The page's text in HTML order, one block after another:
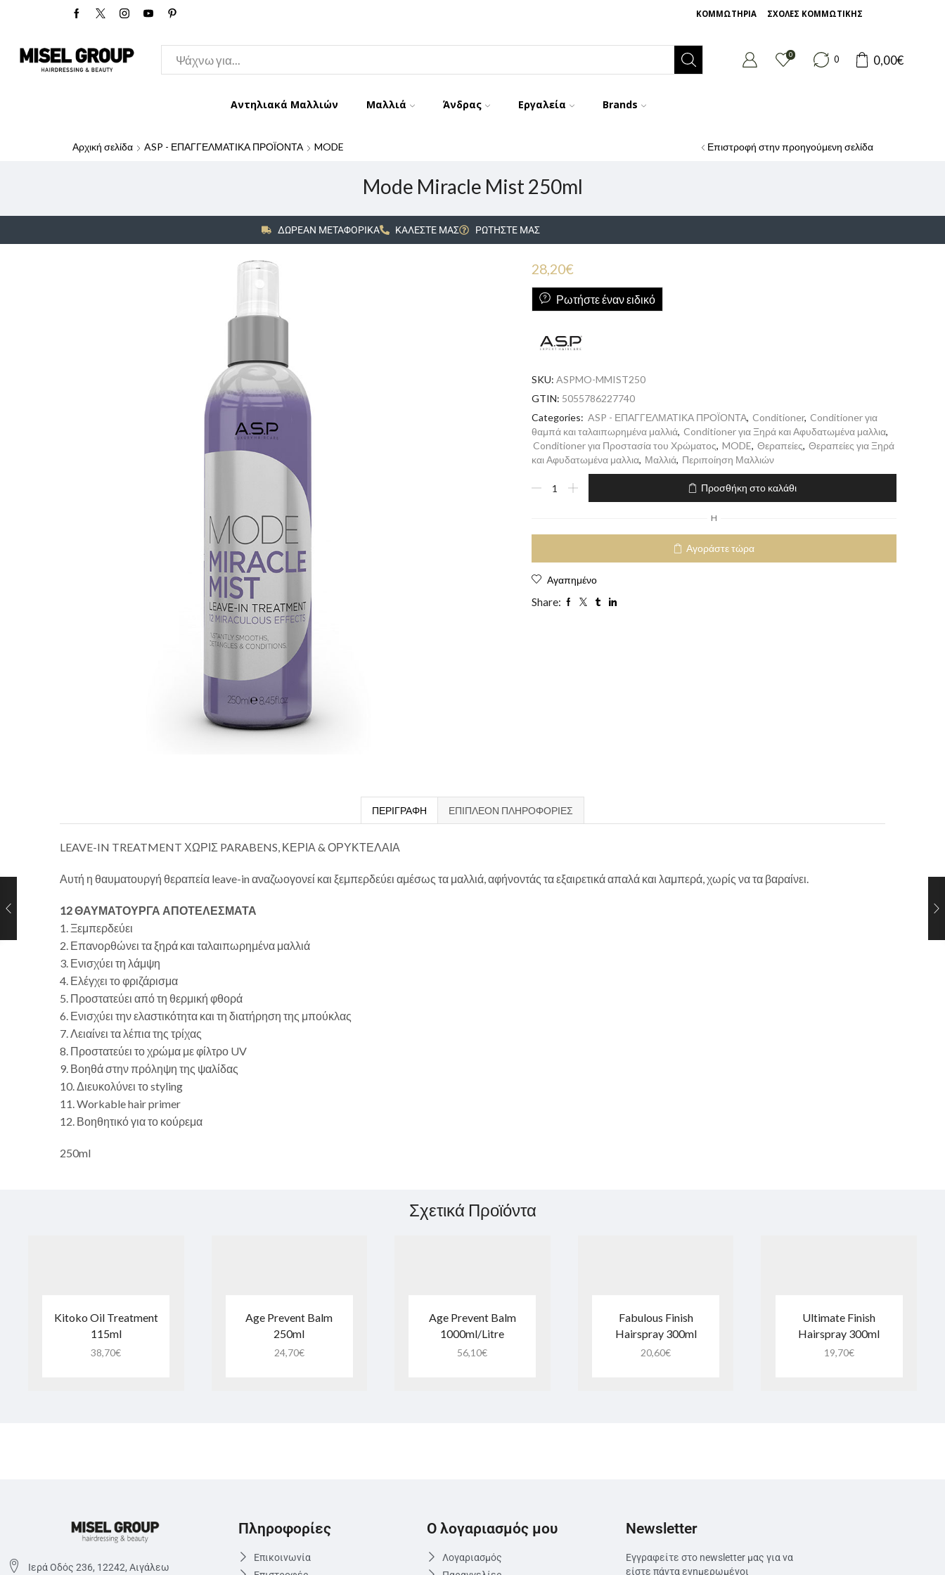
ΚΟΜΜΩΤΗΡΙΑ ΣΧΟΛΕΣ ΚΟΜΜΩΤΙΚΗΣ
0 0 0,00€
Αντηλιακά Μαλλιών Μαλλιά Άνδρας Εργαλεία Brands
Αρχική σελίδα ASP - ΕΠΑΓΓΕΛΜΑΤΙΚΑ ΠΡΟΪΟΝΤΑ MODE Επιστροφή στην προηγούμενη σελίδα
Mode Miracle Mist 250ml
ΔΩΡΕΑΝ ΜΕΤΑΦΟΡΙΚΑ ΚΑΛΕΣΤΕ ΜΑΣ ΡΩΤΗΣΤΕ ΜΑΣ
28,20€
Ρωτήστε έναν ειδικό
SKU: ASPMO-MMIST250
GTIN: 5055786227740
Categories: ASP - ΕΠΑΓΓΕΛΜΑΤΙΚΑ ΠΡΟΪΟΝΤΑ, Conditioner, Conditioner για
θαμπά και ταλαιπωρημένα μαλλιά, Conditioner για Ξηρά και Αφυδατωμένα μαλλια,
Conditioner για Προστασία του Χρώματος, MODE, Θεραπείες, Θεραπείες για Ξηρά
και Αφυδατωμένα μαλλια, Μαλλιά, Περιποίηση Μαλλιών
Προσθήκη στο καλάθι
H
Αγοράστε τώρα
Αγαπημένο
Share:
ΠΕΡΙΓΡΑΦΉ ΕΠΙΠΛΈΟΝ ΠΛΗΡΟΦΟΡΊΕΣ
LEAVE-IN TREATMENT ΧΩΡΙΣ PARABENS, ΚΕΡΙΑ & ΟΡΥΚΤΕΛΑΙΑ
Αυτή η θαυματουργή θεραπεία leave-in αναζωογονεί και ξεμπερδεύει αμέσως τα μαλλιά, αφήνοντάς τα εξαιρετικά απαλά και λαμπερά, χωρίς να τα βαραίνει.
12 ΘΑΥΜΑΤΟΥΡΓΑ ΑΠΟΤΕΛΕΣΜΑΤΑ
1. Ξεμπερδεύει
2. Επανορθώνει τα ξηρά και ταλαιπωρημένα μαλλιά
3. Ενισχύει τη λάμψη
4. Ελέγχει το φριζάρισμα
5. Προστατεύει από τη θερμική φθορά
6. Ενισχύει την ελαστικότητα και τη διατήρηση της μπούκλας
7. Λειαίνει τα λέπια της τρίχας
8. Προστατεύει το χρώμα με φίλτρο UV
9. Βοηθά στην πρόληψη της ψαλίδας
10. Διευκολύνει το styling
11. Workable hair primer
12. Βοηθητικό για το κούρεμα
250ml
Σχετικά Προϊόντα
Kitoko Oil Treatment
115ml
38,70€
Age Prevent Balm
250ml
24,70€
Age Prevent Balm
1000ml/Litre
56,10€
Fabulous Finish
Hairspray 300ml
20,60€
Ultimate Finish
Hairspray 300ml
19,70€
Ιερά Οδός 236, 12242, Αιγάλεω
Πληροφορίες
Επικοινωνία
Ο λογαριασμός μου
Λογαριασμός
Newsletter
Εγγραφείτε στο newsletter μας για να
είστε πάντα ενημερωμένοι